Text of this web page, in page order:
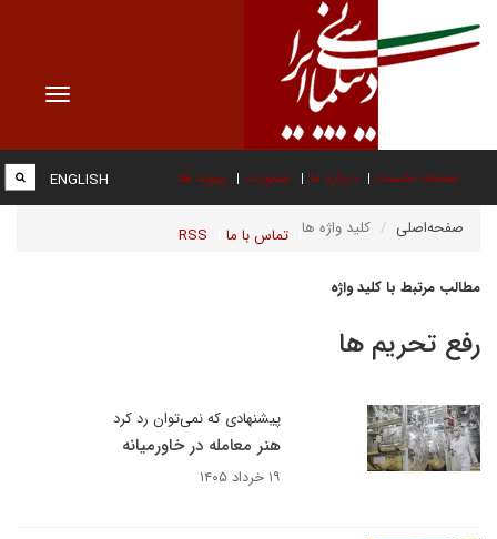
Toggle
صفحه نخست درباره ما عضویت پیوند ها
تماس با ما RSS
ENGLISH
صفحه‌اصلی کلید واژه ها
مطالب مرتبط با کلید واژه
رفع تحریم ها
پیشنهادی که نمی‌توان رد کرد
هنر معامله در خاورمیانه
۱۹ خرداد ۱۴۰۵